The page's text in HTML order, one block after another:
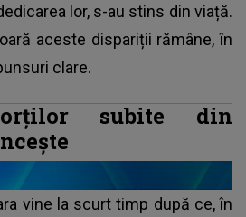
lor, s-au stins din viață.
aceste dispariții rămâne, în
clare.
subite din
vine la scurt timp după ce, în